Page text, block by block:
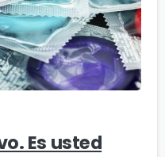
Es usted